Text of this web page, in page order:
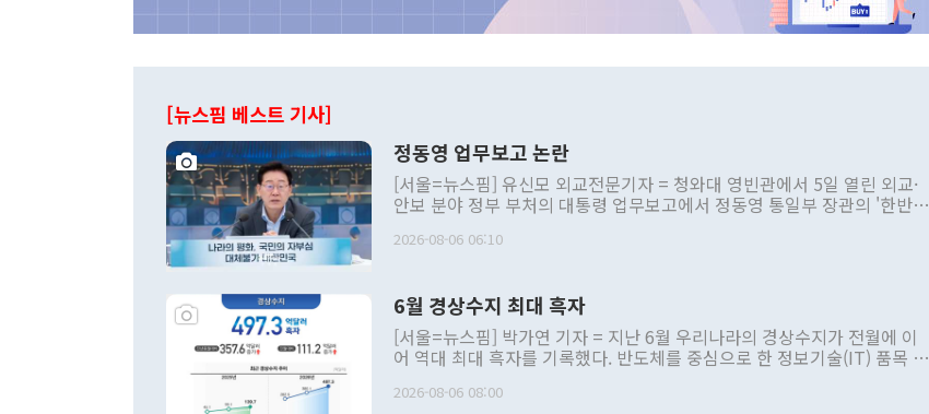
[뉴스핌 베스트 기사]
정동영 업무보고 논란
[서울=뉴스핌] 유신모 외교전문기자 = 청와대 영빈관에서 5일 열린 외교·
안보 분야 정부 부처의 대통령 업무보고에서 정동영 통일부 장관의 '한반도
발언 중에는 정부 내 조율을 거치지 않은 사안을 정책으로 추진하겠다고 공
주의적 희망에 근거한 비현실적 구상'이라는 비판을 내놨다. 그동안 정 장
관의 대북 정책 관련 발언이 물의를 빚은 적은 여러 번 있지만 대통령과 유
관 부처 장관이 공개적으로 부정적 입장을 표명한 것은 이례적이다. 정 장
관의 무리한 대북 접근법과 월권을 제어해야 한다는 목소리도 높아지고 있
다. [정동영 통일부 장관이 지난달 23일 오후 서울 종로구 정부서울청사에
2026-08-06 06:10
6월 경상수지 최대 흑자
[서울=뉴스핌] 박가연 기자 = 지난 6월 우리나라의 경상수지가 전월에 이
어 역대 최대 흑자를 기록했다. 반도체를 중심으로 한 정보기술(IT) 품목 수
료=한국은행] 한국은행이 6일 발표한 '2026년 6월 국제수지(잠정)'에 따르
2026-08-06 08:00